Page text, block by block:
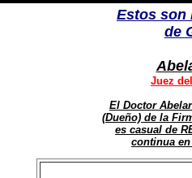
Estos son
de
Juez
El Doctor
(Dueño) de la
es casual de
continua